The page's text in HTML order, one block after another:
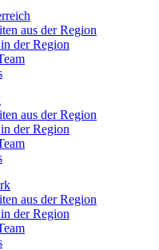
aus der Region
der Region
aus der Region
der Region
aus der Region
der Region